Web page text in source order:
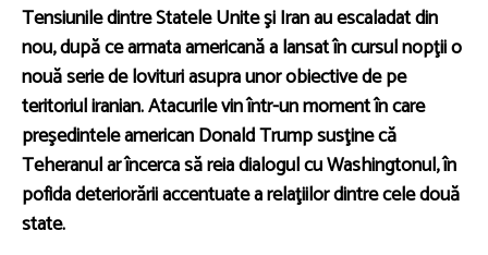
Tensiunile dintre Statele Unite şi Iran au escaladat din
nou, după ce armata americană a lansat în cursul nopţii o
nouă serie de lovituri asupra unor obiective de pe
teritoriul iranian. Atacurile vin într-un moment în care
preşedintele american Donald Trump susţine că
Teheranul ar încerca să reia dialogul cu Washingtonul, în
pofida deteriorării accentuate a relaţiilor dintre cele două
state.